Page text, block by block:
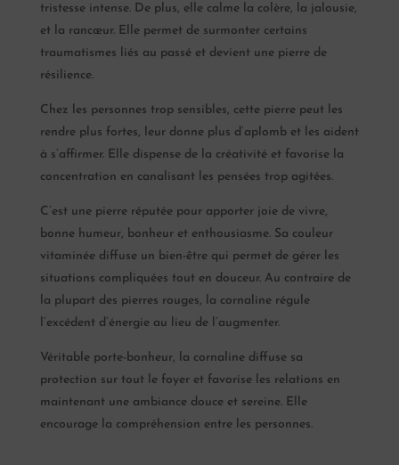
tristesse intense. De plus, elle calme la colère, la jalousie,
et la rancœur. Elle permet de surmonter certains
traumatismes liés au passé et devient une pierre de
résilience.
Chez les personnes trop sensibles, cette pierre peut les
rendre plus fortes, leur donne plus d’aplomb et les aident
à s’affirmer. Elle dispense de la créativité et favorise la
concentration en canalisant les pensées trop agitées.
C’est une pierre réputée pour apporter joie de vivre,
bonne humeur, bonheur et enthousiasme. Sa couleur
vitaminée diffuse un bien-être qui permet de gérer les
situations compliquées tout en douceur. Au contraire de
la plupart des pierres rouges, la cornaline régule
l’excédent d’énergie au lieu de l’augmenter.
Véritable porte-bonheur, la cornaline diffuse sa
protection sur tout le foyer et favorise les relations en
maintenant une ambiance douce et sereine. Elle
encourage la compréhension entre les personnes.